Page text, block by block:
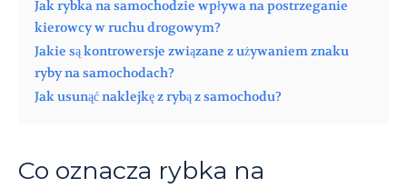
Jak rybka na samochodzie wpływa na postrzeganie
kierowcy w ruchu drogowym?
Jakie są kontrowersje związane z używaniem znaku
ryby na samochodach?
Jak usunąć naklejkę z rybą z samochodu?
Co oznacza rybka na